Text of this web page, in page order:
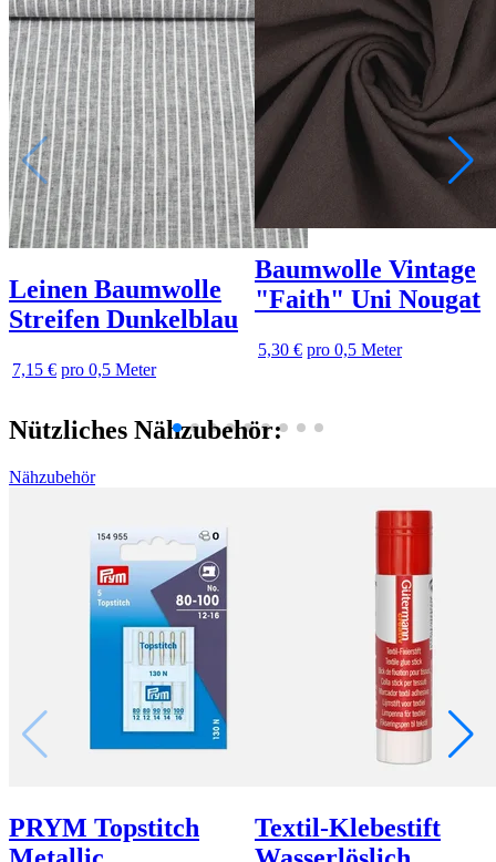
Leinen Baumwolle
Streifen Dunkelblau
7,15 € pro 0,5 Meter
Baumwolle Vintage
"Faith" Uni Nougat
5,30 € pro 0,5 Meter
Nützliches Nähzubehör:
Nähzubehör
PRYM Topstitch
Textil-Klebestift